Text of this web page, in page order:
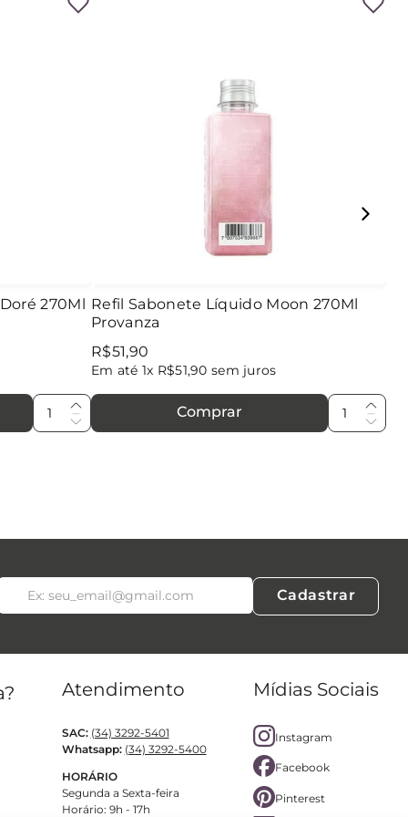
270Ml Refil Sabonete Líquido Moon 270Ml
Provanza
R$51,90
Em até 1x R$51,90 sem juros
Comprar
Cadastrar
Atendimento
SAC: (34) 3292-5401
Whatsapp: (34) 3292-5400
HORÁRIO
Segunda a Sexta-feira
Horário: 9h - 17h
Mídias Sociais
Instagram
Facebook
Pinterest